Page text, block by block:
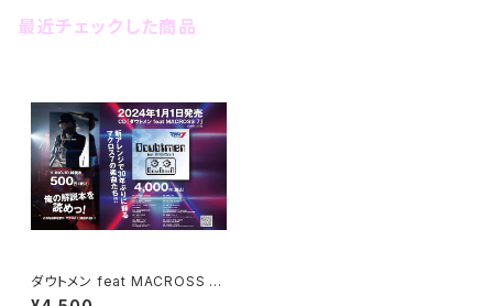
最近チェックした商品
ダウトメン feat MACROSS 7
（Album）+作詞家K.INOJO 解